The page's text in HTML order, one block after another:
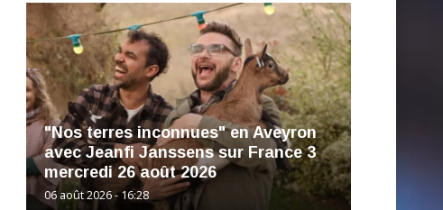
"Nos terres inconnues" en Aveyron
avec Jeanfi Janssens sur France 3
mercredi 26 août 2026
06 août 2026 - 16:28